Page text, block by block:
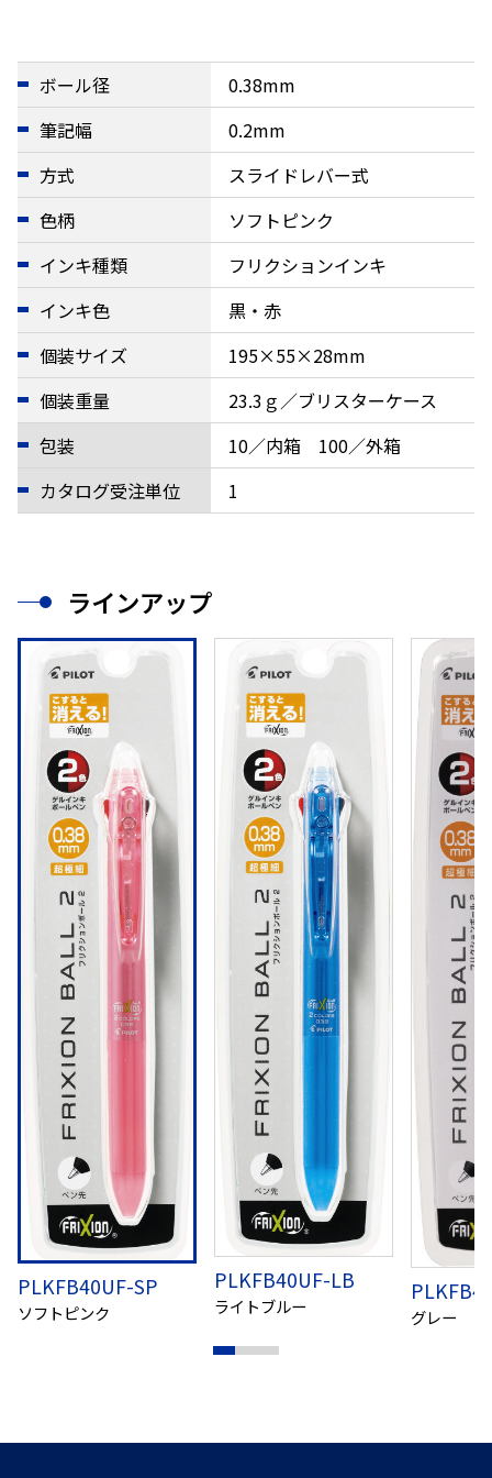
ボール径
0.38mm
筆記幅
0.2mm
方式
スライドレバー式
色柄
ソフトピンク
インキ種類
フリクションインキ
インキ色
黒・赤
個装サイズ
195×55×28mm
個装重量
23.3ｇ／ブリスターケース
包装
10／内箱 100／外箱
カタログ受注単位
1
ラインアップ
PLKFB40UF-SP
ソフトピンク
PLKFB40UF-LB
ライトブルー グレー